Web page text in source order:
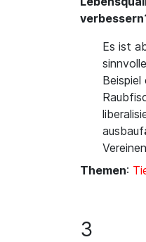
Es ist
Themen:
3